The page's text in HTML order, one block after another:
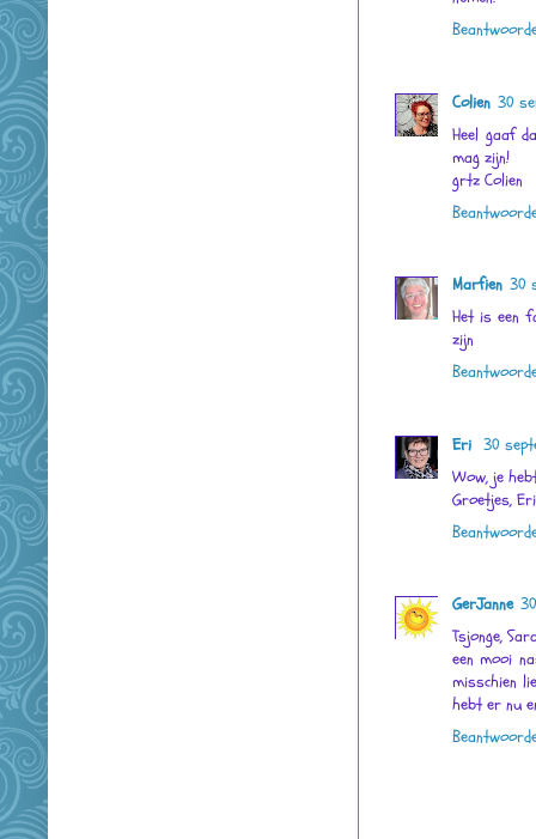
Colien 30
Heel gaaf
mag zijn!
grtz Colien
Marfien 30
Het is een
zijn
Eri 30
Wow, je
Groetjes, Eri
GerJanne
Tsjonge,
een mooi
misschien
hebt er nu